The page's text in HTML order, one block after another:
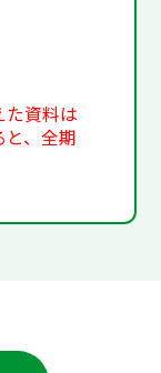
た資料は
と、全期